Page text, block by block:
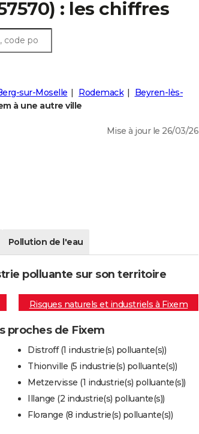
: les chiffres
sur-Moselle Rodemack
Beyren-lès-
à une autre ville
Mise à jour le 26/03/26
Pollution de l'eau
polluante sur son territoire
Risques naturels et industriels à Fixem
proches de Fixem
Distroff (1 industrie(s) polluante(s))
Thionville (5 industrie(s) polluante(s))
Metzervisse (1 industrie(s) polluante(s))
Illange (2 industrie(s) polluante(s))
Florange (8 industrie(s) polluante(s))